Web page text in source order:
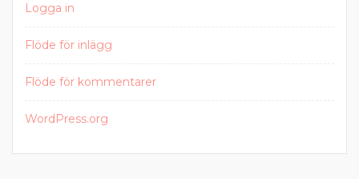
Logga in
Flöde för inlägg
Flöde för kommentarer
WordPress.org